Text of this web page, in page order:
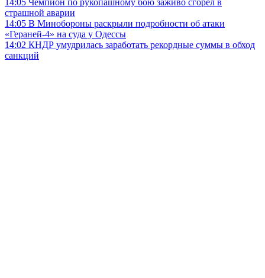
14:05 Чемпион по рукопашному бою заживо сгорел в
страшной аварии
14:05 В Минобороны раскрыли подробности об атаки
«Гераней-4» на суда у Одессы
14:02 КНДР умудрилась заработать рекордные суммы в обход
санкций